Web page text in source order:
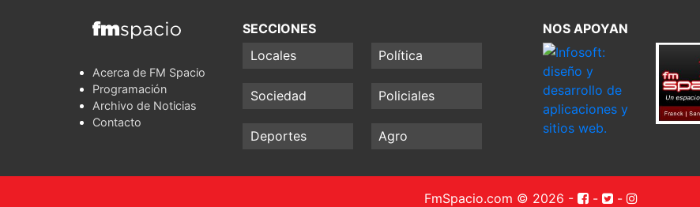
Acerca de FM Spacio
Programación
Archivo de Noticias
Contacto
SECCIONES
Locales
Política
Sociedad Policiales
Deportes Agro
NOS APOYAN
FmSpacio.com © 2026 - - -